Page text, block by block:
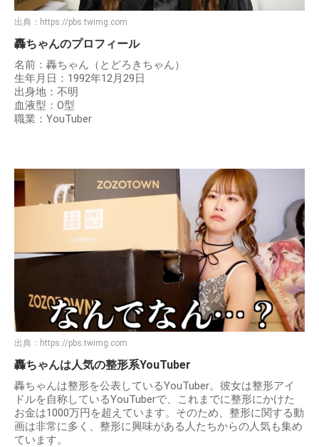
出典： https://pbs.twimg.com
轟ちゃんのプロフィール
名前：轟ちゃん（とどろきちゃん）
生年月日：1992年12月29日
出身地：不明
血液型：O型
職業：YouTuber
出典： https://pbs.twimg.com
轟ちゃんは人気の整形系YouTuber
轟ちゃんは整形を公表しているYouTuber。彼女は整形アイ
ドルを自称しているYouTuberで、これまでに整形にかけた
お金は1000万円を超えています。そのため、整形に関する動
画は非常に多く、整形に興味がある人たちからの人気も集め
ています。